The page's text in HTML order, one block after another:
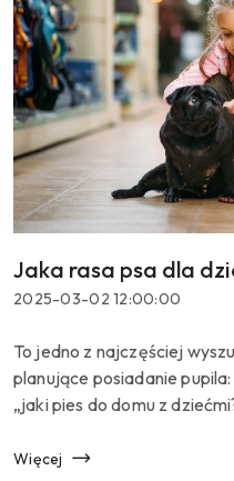
Tytuł
artykułu:
Jaka rasa psa dla
Data
2025-03-02 12:00:00
Treść
artykułu:
To jedno z najczęściej
planujące posiadanie
„jaki pies do domu z
Więcej